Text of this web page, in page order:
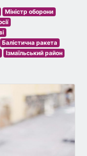
Міністр оборони
Балістична ракета
Ізмаїльський район